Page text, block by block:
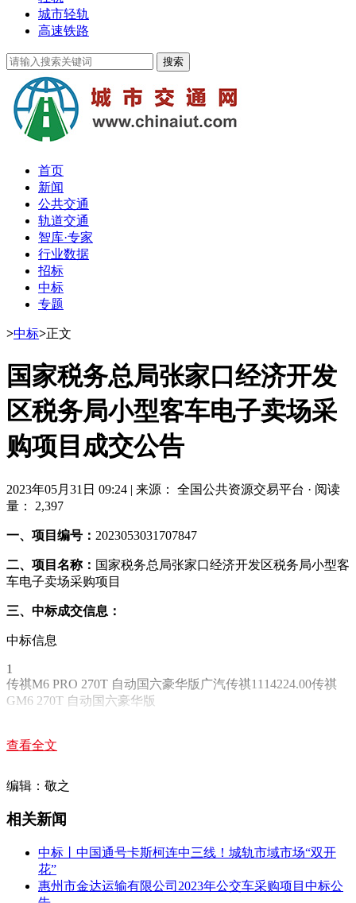
城市轻轨
高速铁路
首页
新闻
公共交通
轨道交通
智库·专家
行业数据
招标
中标
专题
>中标>正文
国家税务总局张家口经济开发
区税务局小型客车电子卖场采
购项目成交公告
2023年05月31日 09:24 | 来源： 全国公共资源交易平台 · 阅读
量： 2,397
一、项目编号： 2023053031707847
二、项目名称： 国家税务总局张家口经济开发区税务局小型客
车电子卖场采购项目
三、中标成交信息：
中标信息
1
传祺M6 PRO 270T 自动国六豪华版广汽传祺1114224.00传祺
GM6 270T 自动国六豪华版
1.代理服务收费标准：2.代理服务收费金额（元）：
七、公告期限
自本公告发布之日起1个工作日。
八、其他补充事宜
查看全文
编辑：敬之
相关新闻
中标丨中国通号卡斯柯连中三线！城轨市域市场“双开
花”
惠州市金达运输有限公司2023年公交车采购项目中标公